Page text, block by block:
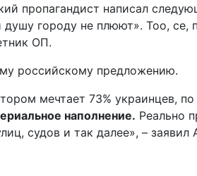
пропагандист написал
городу не плюют». Тоо, се,
ОП.
российскому предложению.
мечтает 73% украинцев,
наполнение. Реально
судов и так далее», – заявил